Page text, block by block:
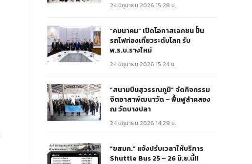
24 มิถุนายน 2026 15:28 น.
“คมนาคม” เปิดโอกาสเอกชน ปั้น
รถไฟท่องเที่ยวระดับโลก รับ
พ.ร.บ.รางใหม่
24 มิถุนายน 2026 15:24 น.
“สนามบินสุวรรณภูมิ” จัดกิจกรรม
จิตอาสาพัฒนาวัด – ฟื้นฟูลำคลอง
ณ วัดบางปลา
24 มิถุนายน 2026 14:29 น.
“ขสมก.” แจ้งปรับเวลาให้บริการ
Shuttle Bus 25 – 26 มิ.ย.นี้!!